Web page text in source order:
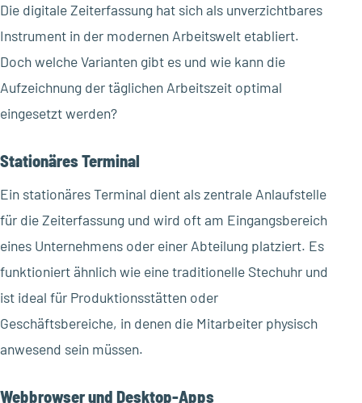
Die digitale Zeiterfassung hat sich als unverzichtbares
Instrument in der modernen Arbeitswelt etabliert.
Doch welche Varianten gibt es und wie kann die
Aufzeichnung der täglichen Arbeitszeit optimal
eingesetzt werden?
Stationäres Terminal
Ein stationäres Terminal dient als zentrale Anlaufstelle
für die Zeiterfassung und wird oft am Eingangsbereich
eines Unternehmens oder einer Abteilung platziert. Es
funktioniert ähnlich wie eine traditionelle Stechuhr und
ist ideal für Produktionsstätten oder
Geschäftsbereiche, in denen die Mitarbeiter physisch
anwesend sein müssen.
Webbrowser und Desktop-Apps